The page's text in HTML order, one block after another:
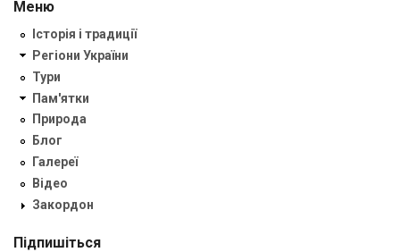
Меню
Історія і традиції
Регіони України
Тури
Пам'ятки
Природа
Блог
Галереї
Відео
Закордон
Підпишіться